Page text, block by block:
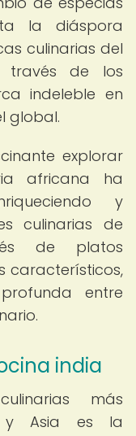
la diáspora
culinarias del
través de los
indeleble en
global.
explorar
africana ha
y
culinarias de
de platos
característicos,
entre
india
más
y Asia es la